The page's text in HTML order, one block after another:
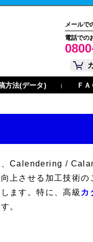
メールで
電話での
方法(データ) | ＦＡ
Calendering /
上させる加工技術
ます。特に、高級 カ
。